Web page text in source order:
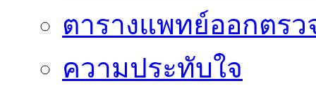
ตารางแพทย์ออกตรว
ความประทับใจ